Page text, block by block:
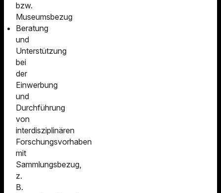
bzw.
Museumsbezug
Beratung
und
Unterstützung
bei
der
Einwerbung
und
Durchführung
von
interdisziplinären
Forschungsvorhaben
mit
Sammlungsbezug,
z.
B.